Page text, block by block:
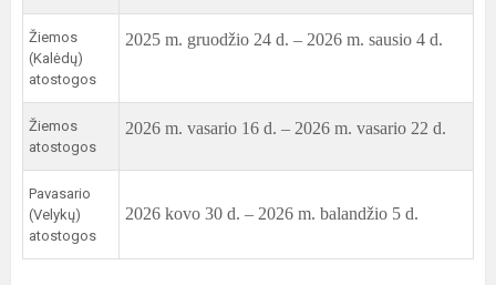
Žiemos
(Kalėdų)
atostogos
2025 m. gruodžio 24 d. – 2026 m. sausio 4 d.
Žiemos
atostogos
2026 m. vasario 16 d. – 2026 m. vasario 22 d.
Pavasario
(Velykų)
atostogos
2026 kovo 30 d. – 2026 m. balandžio 5 d.